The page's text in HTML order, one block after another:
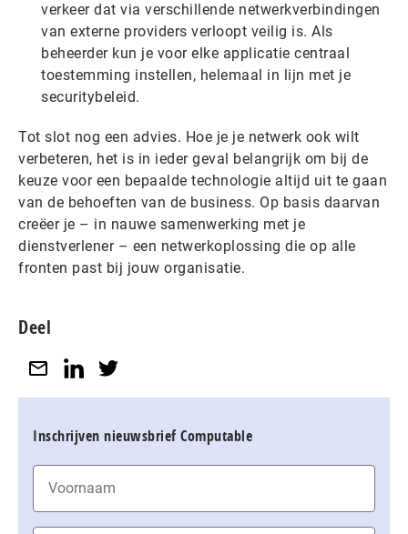
verkeer dat via verschillende netwerkverbindingen
van externe providers verloopt veilig is. Als
beheerder kun je voor elke applicatie centraal
toestemming instellen, helemaal in lijn met je
securitybeleid.
Tot slot nog een advies. Hoe je je netwerk ook wilt
verbeteren, het is in ieder geval belangrijk om bij de
keuze voor een bepaalde technologie altijd uit te gaan
van de behoeften van de business. Op basis daarvan
creëer je – in nauwe samenwerking met je
dienstverlener – een netwerkoplossing die op alle
fronten past bij jouw organisatie.
Deel
Inschrijven nieuwsbrief Computable